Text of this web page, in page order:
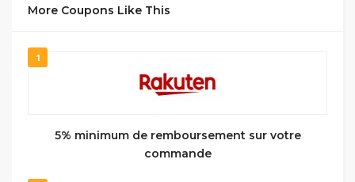
More Coupons Like This
1
5% minimum de remboursement sur votre
commande